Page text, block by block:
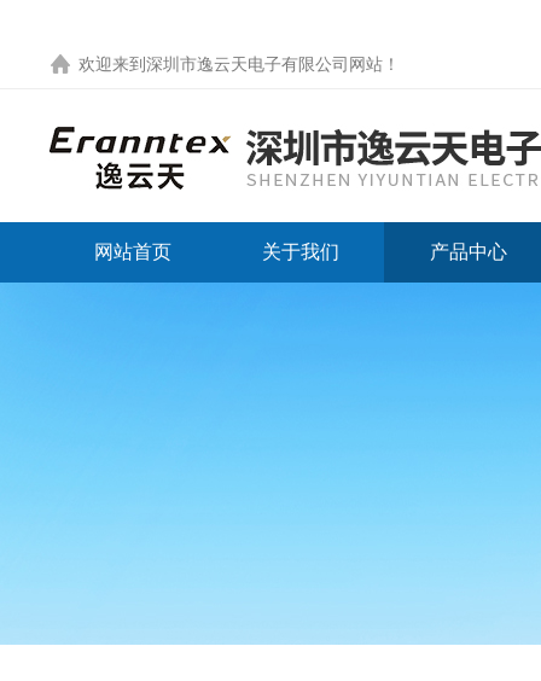
欢迎来到 深圳市逸云天电子有限公司网站 ！
网站首页 关于我们 产品中心